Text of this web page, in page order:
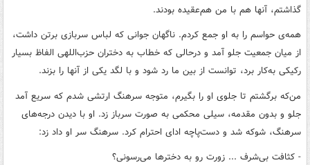
گذاشتم، آنها هم با من هم‌عقیده بودند.
همه‌ی حواسم را به او جمع کردم. ناگهان جوانی که لباس سربازی برتن داشت،
از میان جمعیت جلو آمد و درحالی که خطاب به دختران حزب‌اللهی الفاظ بسیار
رکیکی به‌کار برد، توانست از بین ما رد شود و با لگد یکی از آنها را بزند.
من‌که برگشتم تا جلوی او را بگیرم، متوجه سرهنگ ارتشی شدم که سریع آمد
جلو و بدون مقدمه، سیلی محکمی به صورت سرباز زد. او با دیدن درجه‌های
سرهنگ، شوکه شد و دست‌پاچه ادای احترام کرد. سرهنگ سر او داد زد:
- کثافت بی‌شرف ... زورت رو به دخترها می‌رسونی؟